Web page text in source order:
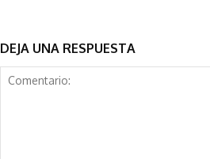
DEJA UNA RESPUESTA